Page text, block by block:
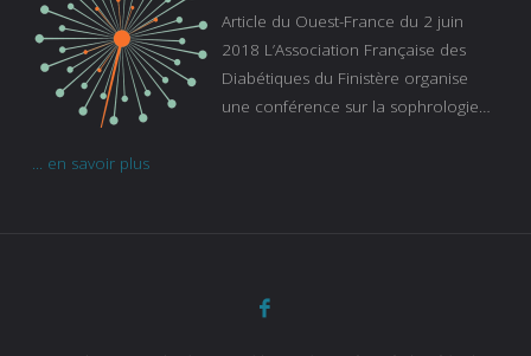
de la Caisse primaire d’assurance-
maladie. C’est aussi une pathologie
qui peut être handicapante et coûte
cher quand on sait que 37 % des
d’autant que le diabète
Article du Ouest-France du 2 juin
2018 L’Association Française des
Diabétiques du Finistère organise
une conférence sur la sophrologie
... en savoir plus